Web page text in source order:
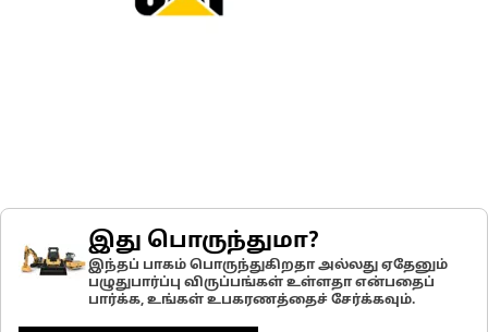
இது பொருந்துமா?
இந்தப் பாகம் பொருந்துகிறதா அல்லது ஏதேனும்
பழுதுபார்ப்பு விருப்பங்கள் உள்ளதா என்பதைப்
பார்க்க, உங்கள் உபகரணத்தைச் சேர்க்கவும்.